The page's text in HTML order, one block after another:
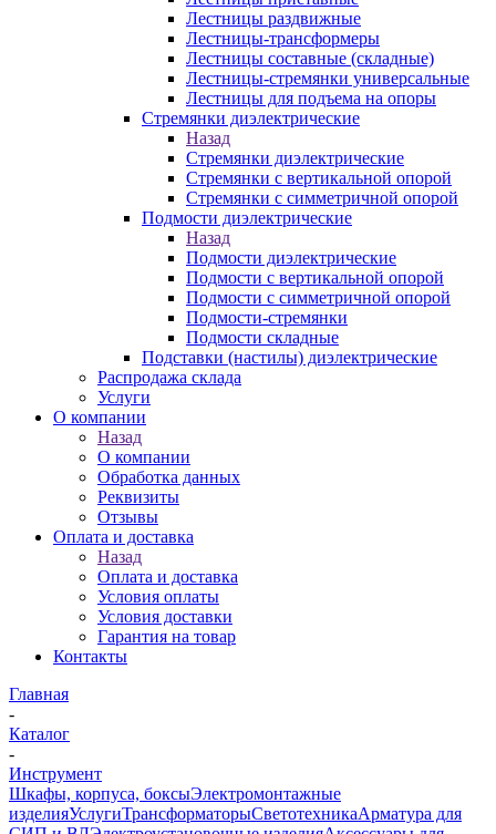
Лестницы раздвижные
Лестницы-трансформеры
Лестницы составные (складные)
Лестницы-стремянки универсальные
Лестницы для подъема на опоры
Стремянки диэлектрические
Назад
Стремянки диэлектрические
Стремянки с вертикальной опорой
Стремянки с симметричной опорой
Подмости диэлектрические
Назад
Подмости диэлектрические
Подмости с вертикальной опорой
Подмости с симметричной опорой
Подмости-стремянки
Подмости складные
Подставки (настилы) диэлектрические
Распродажа склада
Услуги
О компании
Назад
О компании
Обработка данных
Реквизиты
Отзывы
Оплата и доставка
Назад
Оплата и доставка
Условия оплаты
Условия доставки
Гарантия на товар
Контакты
Главная
-
Каталог
-
Инструмент
Шкафы, корпуса, боксыЭлектромонтажные
изделияУслугиТрансформаторыСветотехникаАрматура для